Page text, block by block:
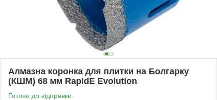
Алмазна коронка для плитки на Болгарку
(КШМ) 68 мм RapidE Evolution
Готово до відправки